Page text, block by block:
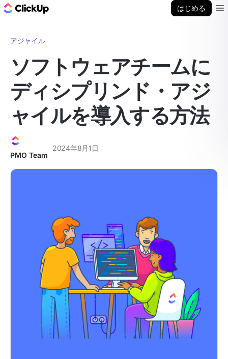
はじめる
アジャイル
ソフトウェアチームに
ディシプリンド・アジ
ャイルを導入する方法
PMO Team
2024年8月1日